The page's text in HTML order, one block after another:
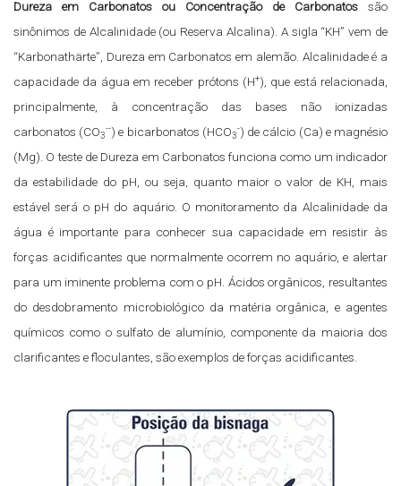
Dureza em Carbonatos ou Concentração de Carbonatos são
sinônimos de Alcalinidade (ou Reserva Alcalina). A sigla “KH” vem de
“Karbonathärte”, Dureza em Carbonatos em alemão. Alcalinidade é a
capacidade da água em receber prótons (H+), que está relacionada,
principalmente, à concentração das bases não ionizadas
carbonatos (CO3
--) e bicarbonatos (HCO3
-) de cálcio (Ca) e magnésio
(Mg). O teste de Dureza em Carbonatos funciona como um indicador
da estabilidade do pH, ou seja, quanto maior o valor de KH, mais
estável será o pH do aquário. O monitoramento da Alcalinidade da
água é importante para conhecer sua capacidade em resistir às
forças acidificantes que normalmente ocorrem no aquário, e alertar
para um iminente problema com o pH. Ácidos orgânicos, resultantes
do desdobramento microbiológico da matéria orgânica, e agentes
químicos como o sulfato de alumínio, componente da maioria dos
clarificantes e floculantes, são exemplos de forças acidificantes.